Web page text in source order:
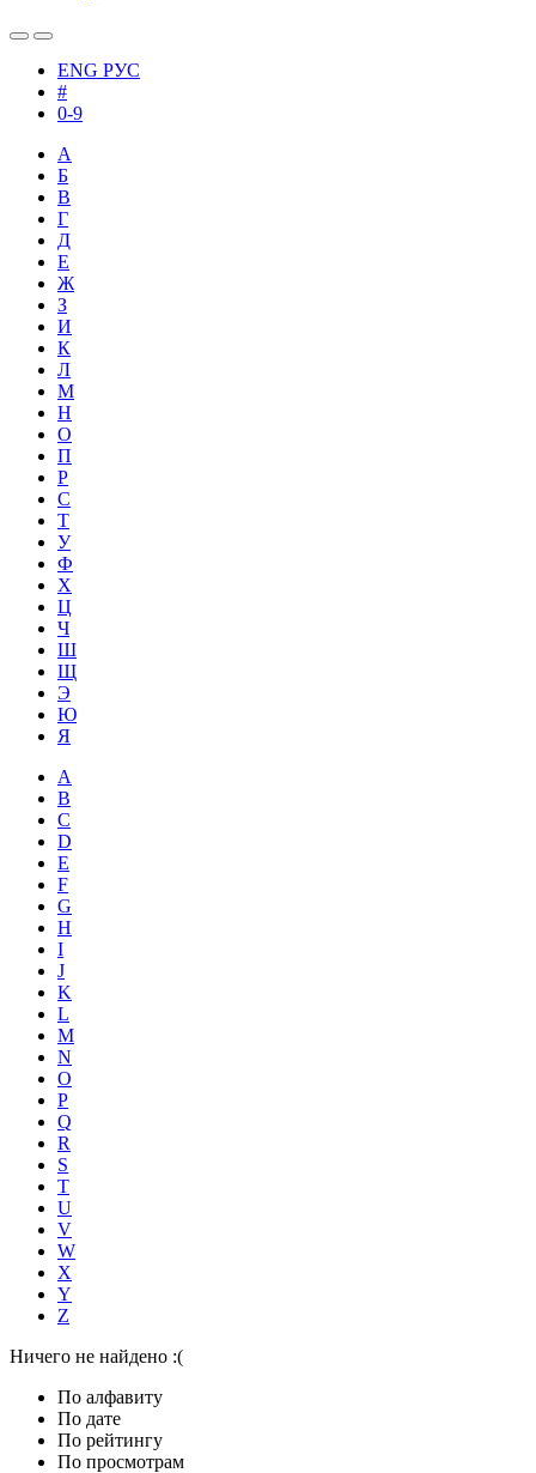
ENG РУС
#
0-9
А
Б
В
Г
Д
Е
Ж
З
И
К
Л
М
Н
О
П
Р
С
Т
У
Ф
Х
Ц
Ч
Ш
Щ
Э
Ю
Я
A
B
C
D
E
F
G
H
I
J
K
L
M
N
O
P
Q
R
S
T
U
V
W
X
Y
Z
Ничего не найдено :(
По алфавиту
По дате
По рейтингу
По просмотрам